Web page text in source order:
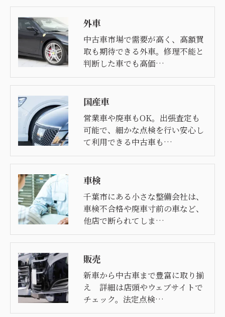
外車
中古車市場で需要が高く、高額買
取も期待できる外車。修理不能と
判断した車でも高価…
国産車
営業車や廃車もOK。出張査定も
可能で、細かな点検を行い安心し
て利用できる中古車も…
車検
千葉市にある小さな整備会社は、
車検不合格や廃車寸前の車など、
他店で断られてしま…
販売
新車から中古車まで豊富に取り揃
え 詳細は店頭やウェブサイトで
チェック。法定点検…